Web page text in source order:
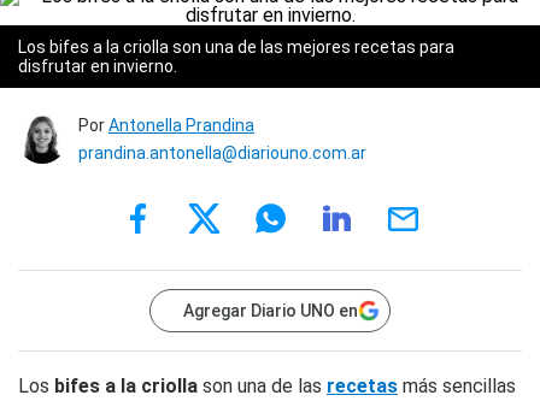
Los bifes a la criolla son una de las mejores recetas para
disfrutar en invierno.
PorAntonella Prandina
prandina.antonella@diariouno.com.ar
Agregar Diario UNO en
Los bifes a la criolla son una de las recetas más sencillas